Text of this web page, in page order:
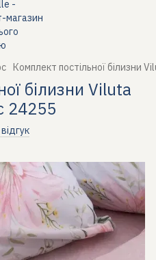
Комплект постільної білизни
білизни Viluta
24255